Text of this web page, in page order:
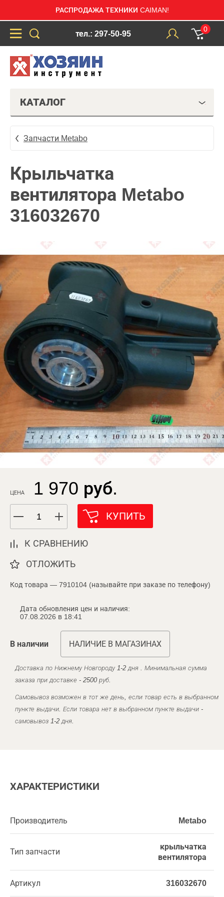
РАСПРОДАЖА ТЕХНИКИ CAIMAN!
тел.: 297-50-95
0
КАТАЛОГ
Запчасти Metabo
Крыльчатка
вентилятора Metabo
316032670
ЦЕНА 1 970 руб.
КУПИТЬ
К СРАВНЕНИЮ
ОТЛОЖИТЬ
Код товара — 7910104 (называйте при заказе по телефону)
Дата обновления цен и наличия:
07.08.2026 в 18:41
В наличии НАЛИЧИЕ В МАГАЗИНАХ
Доставка по Нижнему Новгороду 1-2 дня . Минимальная сумма
заказа при доставке - 2500 руб.
Самовывоз возможен в тот же день, если товар есть в выбранном
пункте выдачи. Если товара нет в выбранном пункте выдачи -
самовывоз 1-2 дня.
ХАРАКТЕРИСТИКИ
Производитель Metabo
Тип запчасти
крыльчатка
вентилятора
Артикул 316032670